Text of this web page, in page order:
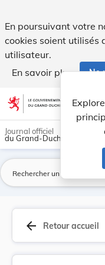
En poursuivant votre
cookies soient utilisés
utilisateur.
En savoir plus
Ne
Aller au contenu
Journal officiel
du Grand-Duché de
arrow_back Retour accueil